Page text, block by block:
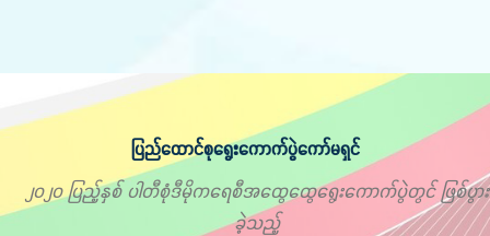
ပြည်ထောင်စုရွေးကောက်ပွဲကော်မရှင်
၂၀၂၀ ပြည့်နှစ် ပါတီစုံဒီမိုကရေစီအထွေထွေရွေးကောက်ပွဲတွင် ဖြစ်ပွား
ခဲ့သည့်